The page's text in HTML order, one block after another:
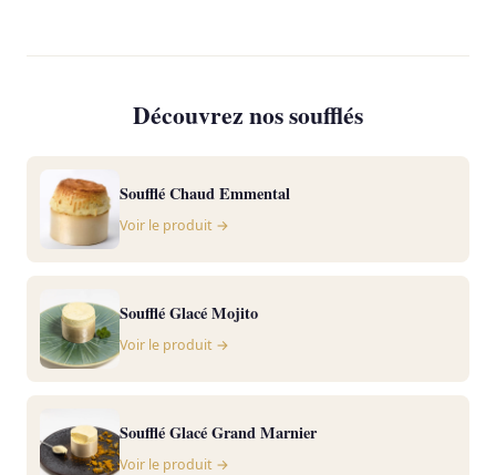
Découvrez nos soufflés
Soufflé Chaud Emmental
Voir le produit →
Soufflé Glacé Mojito
Voir le produit →
Soufflé Glacé Grand Marnier
Voir le produit →